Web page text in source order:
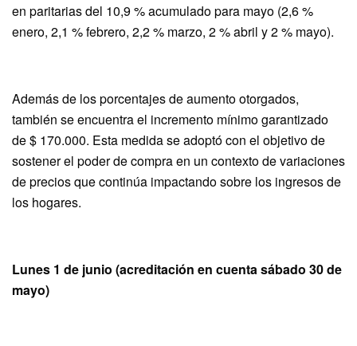
en paritarias del 10,9 % acumulado para mayo (2,6 %
enero, 2,1 % febrero, 2,2 % marzo, 2 % abril y 2 % mayo).
Además de los porcentajes de aumento otorgados,
también se encuentra el incremento mínimo garantizado
de $ 170.000. Esta medida se adoptó con el objetivo de
sostener el poder de compra en un contexto de variaciones
de precios que continúa impactando sobre los ingresos de
los hogares.
Lunes 1 de junio (acreditación en cuenta sábado 30 de
mayo)